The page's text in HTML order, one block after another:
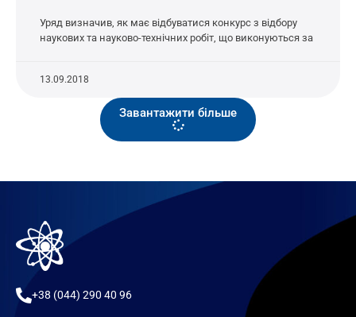
Уряд визначив, як має відбуватися конкурс з відбору
наукових та науково-технічних робіт, що виконуються за
13.09.2018
Завантажити більше
+38 (044) 290 40 96